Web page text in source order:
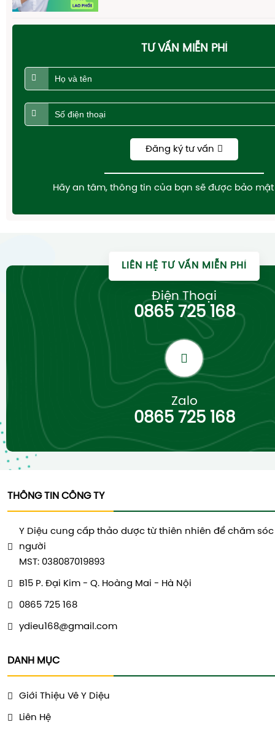
TƯ VẤN MIỄN PHÍ
Đăng ký tư vấn
Hãy an tâm, thông tin của bạn sẽ được bảo
LIÊN HỆ TƯ VẤN MIỄN PHÍ
Điện Thoại
0865 725 168
Zalo
0865 725 168
THÔNG TIN CÔNG TY
Y Diệu cung cấp thảo dược từ thiên nhiên để chăm
người
MST: 038087019893
B15 P. Đại Kim - Q. Hoàng Mai - Hà Nội
0865 725 168
ydieu168@gmail.com
DANH MỤC
Giới Thiệu Vê Y Diệu
Liên Hệ